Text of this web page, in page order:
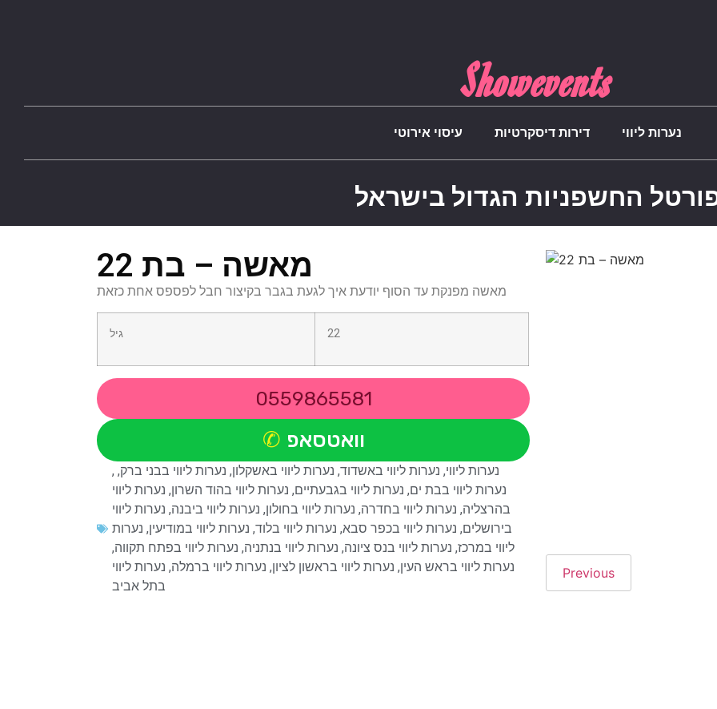
Showevents
עיסוי אירוטי דירות דיסקרטיות נערות ליווי
החשפניות הגדול בישראל
מאשה – בת 22
מאשה מפנקת עד הסוף יודעת איך לגעת בגבר בקיצור חבל לפספס אחת כזאת
גיל 22
0559865581
וואטסאפ
, נערות ליווי, נערות ליווי באשדוד, נערות ליווי באשקלון, נערות ליווי בבני ברק,
נערות ליווי בבת ים, נערות ליווי בגבעתיים, נערות ליווי בהוד השרון, נערות ליווי
בהרצליה, נערות ליווי בחדרה, נערות ליווי בחולון, נערות ליווי ביבנה, נערות ליווי
בירושלים, נערות ליווי בכפר סבא, נערות ליווי בלוד, נערות ליווי במודיעין, נערות
ליווי במרכז, נערות ליווי בנס ציונה, נערות ליווי בנתניה, נערות ליווי בפתח תקווה,
נערות ליווי בראש העין, נערות ליווי בראשון לציון, נערות ליווי ברמלה, נערות ליווי
בתל אביב
Previous